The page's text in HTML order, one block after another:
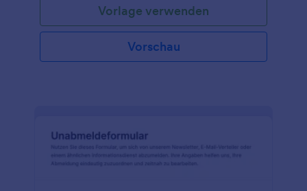
Vorlage verwenden
Vorschau